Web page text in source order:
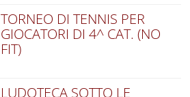
TORNEO DI TENNIS PER
GIOCATORI DI 4^ CAT. (NO
FIT)
LUDOTECA SOTTO LE